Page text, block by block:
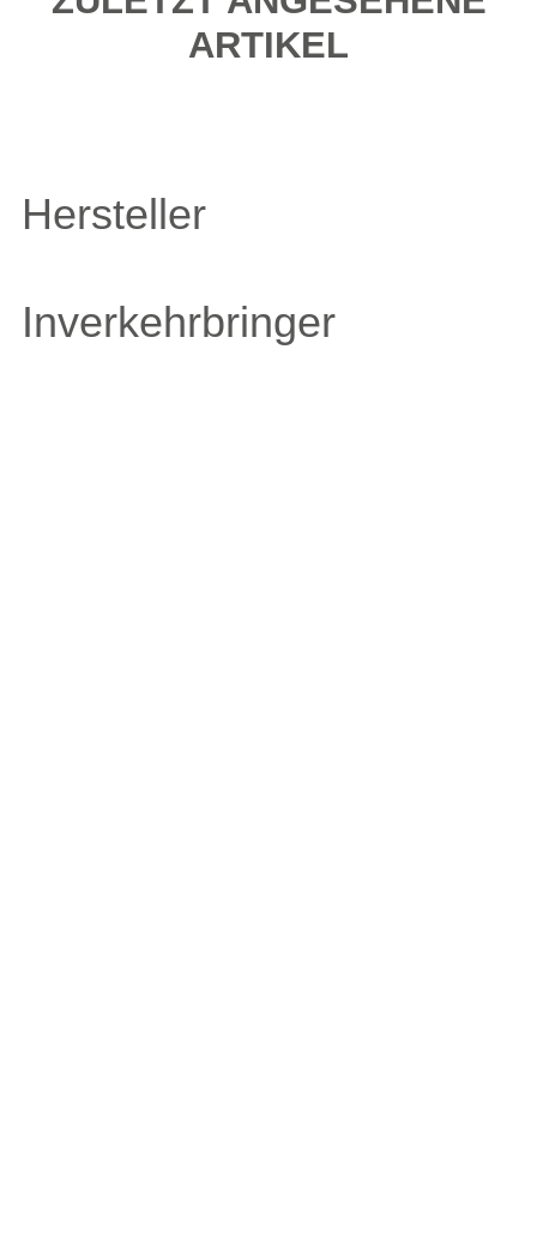
ARTIKEL
Hersteller
Inverkehrbringer